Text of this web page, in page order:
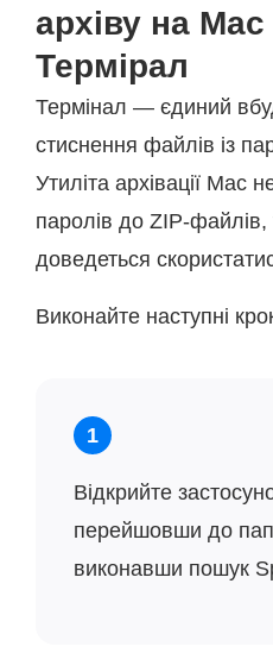
архіву на
Термірал
Термінал — єдиний
стиснення файлів із
Утиліта архівації Mac
паролів до ZIP-
доведеться
Виконайте наступні
1
Відкрийте
перейшовши до
виконавши пошук